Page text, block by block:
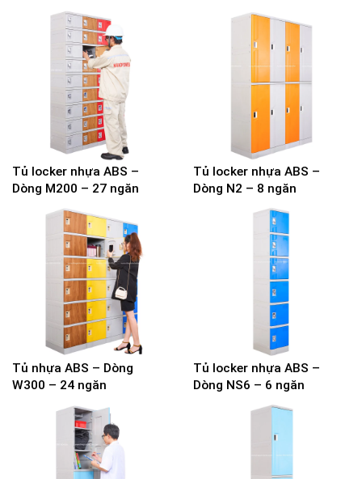
Tủ locker nhựa ABS –
Dòng M200 – 27 ngăn
Tủ locker nhựa ABS –
Dòng N2 – 8 ngăn
Tủ nhựa ABS – Dòng
W300 – 24 ngăn
Tủ locker nhựa ABS –
Dòng NS6 – 6 ngăn